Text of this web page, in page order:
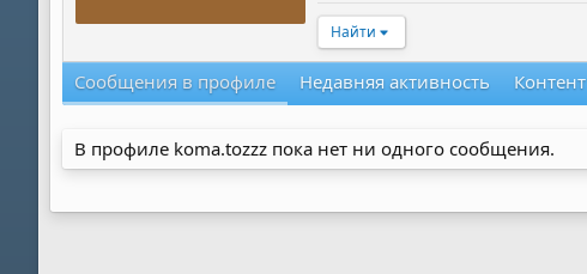
Найти
Сообщения в профиле Недавняя активность Контент
В профиле koma.tozzz пока нет ни одного сообщения.